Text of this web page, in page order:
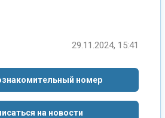
29.11.2024, 15:41
номер
на новости